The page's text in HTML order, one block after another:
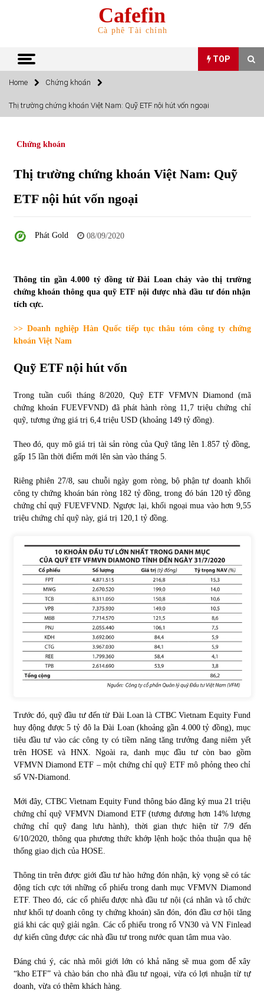
Cafefin
Cà phê Tài chính
TOP
TOP
Top 10 mặt hàng Việt Nam nhập khẩu nhiều nhất tháng
15/06/2022
Top 10 mặt hàng Việt Nam xuất khẩu nhiều nhất tháng
Tự doanh ngày 3.6.2022: CTCK mua ròng 28,7 tỷ đồng
Bất ổn từ các cuộc đấu giá đất ở Thanh Hoá
31/05/2022
Tiền gửi vào ngân hàng tiếp tục tăng mạnh
31/05/2022
S&P Ratings cập nhật xếp hạng tín nhiệm của
Vietcombank và Eximbank
31/05/2022
Chứng khoán ngày 30/5/2022: Top 10 cổ phiếu nổi bật
31/05/2022
Phân tích giá tiền điện tử sau ngày thị trường lập kỷ lục
vốn hóa
09/11/2021
Chứng khoán ngày 12/10/2021: Top 10 cổ phiếu nổi bật
Top 10 xe bán chạy nhất tháng 9/2021
13/10/2021
Home Chứng khoán
Thị trường chứng khoán Việt Nam: Quỹ ETF nội hút vốn ngoại
Chứng khoán
Thị trường chứng khoán Việt Nam: Quỹ
ETF nội hút vốn ngoại
Phát Gold 08/09/2020
Thông tin gần 4.000 tỷ đồng từ Đài Loan chảy vào thị trường
chứng khoán thông qua quỹ ETF nội được nhà đầu tư đón nhận
tích cực.
>> Doanh nghiệp Hàn Quốc tiếp tục thâu tóm công ty chứng
khoán Việt Nam
Quỹ ETF nội hút vốn
Trong tuần cuối tháng 8/2020, Quỹ ETF VFMVN Diamond (mã
chứng khoán FUEVFVND) đã phát hành ròng 11,7 triệu chứng chỉ
quỹ, tương ứng giá trị 6,4 triệu USD (khoảng 149 tỷ đồng).
Theo đó, quy mô giá trị tài sản ròng của Quỹ tăng lên 1.857 tỷ đồng,
gấp 15 lần thời điểm mới lên sàn vào tháng 5.
Riêng phiên 27/8, sau chuỗi ngày gom ròng, bộ phận tự doanh khối
công ty chứng khoán bán ròng 182 tỷ đồng, trong đó bán 120 tỷ đồng
chứng chỉ quỹ FUEVFVND. Ngược lại, khối ngoại mua vào hơn 9,55
triệu chứng chỉ quỹ này, giá trị 120,1 tỷ đồng.
Trước đó, quỹ đầu tư đến từ Đài Loan là CTBC Vietnam Equity Fund
huy động được 5 tỷ đô la Đài Loan (khoảng gần 4.000 tỷ đồng), mục
tiêu đầu tư vào các công ty có tiềm năng tăng trưởng đang niêm yết
trên HOSE và HNX. Ngoài ra, danh mục đầu tư còn bao gồm
VFMVN Diamond ETF – một chứng chỉ quỹ ETF mô phỏng theo chỉ
số VN-Diamond.
Mới đây, CTBC Vietnam Equity Fund thông báo đăng ký mua 21 triệu
chứng chỉ quỹ VFMVN Diamond ETF (tương đương hơn 14% lượng
chứng chỉ quỹ đang lưu hành), thời gian thực hiện từ 7/9 đến
6/10/2020, thông qua phương thức khớp lệnh hoặc thỏa thuận qua hệ
thống giao dịch của HOSE.
Thông tin trên được giới đầu tư hào hứng đón nhận, kỳ vọng sẽ có tác
động tích cực tới những cổ phiếu trong danh mục VFMVN Diamond
ETF. Theo đó, các cổ phiếu được nhà đầu tư nội (cá nhân và tổ chức
như khối tự doanh công ty chứng khoán) săn đón, đón đầu cơ hội tăng
giá khi các quỹ giải ngân. Các cổ phiếu trong rổ VN30 và VN Finlead
dự kiến cũng được các nhà đầu tư trong nước quan tâm mua vào.
Đáng chú ý, các nhà môi giới lớn có khả năng sẽ mua gom để xây
“kho ETF” và chào bán cho nhà đầu tư ngoại, vừa có lợi nhuận từ tự
doanh, vừa có thêm khách hàng.